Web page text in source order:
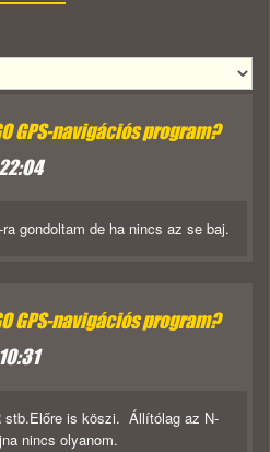
GPS-navigációs program?
gondoltam de ha nincs az se baj.
GPS-navigációs program?
stb.Előre is köszi. Állítólag az N-
nincs olyanom.